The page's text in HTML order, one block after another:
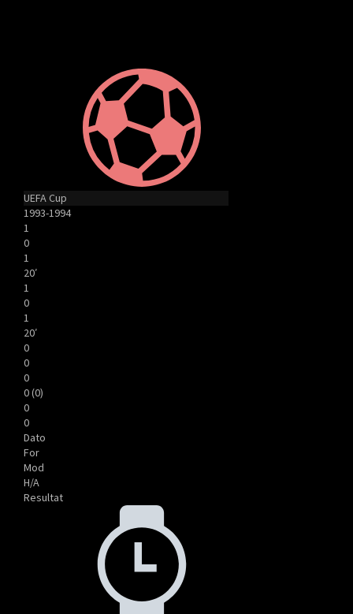
UEFA Cup
1993-1994
1
0
1
20′
1
0
1
20′
0
0
0
0 (0)
0
0
Dato
For
Mod
H/A
Resultat